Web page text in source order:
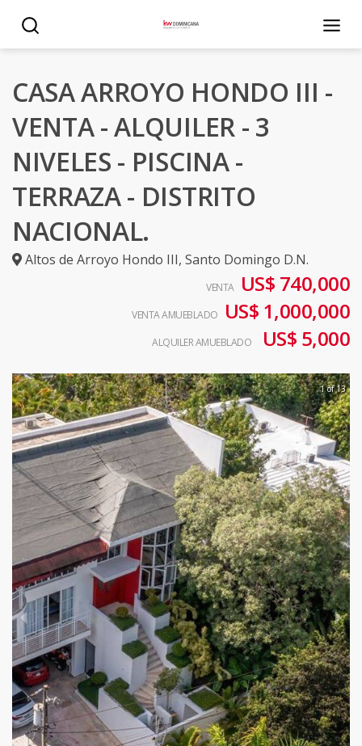
CASA ARROYO HONDO III -
VENTA - ALQUILER - 3
NIVELES - PISCINA -
TERRAZA - DISTRITO
NACIONAL.
Altos de Arroyo Hondo III, Santo Domingo D.N.
VENTA US$ 740,000
VENTA AMUEBLADO US$ 1,000,000
ALQUILER AMUEBLADO US$ 5,000
1 of 13